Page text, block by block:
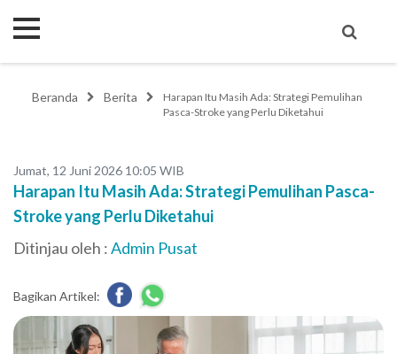
Beranda Berita
Harapan Itu Masih Ada: Strategi Pemulihan
Pasca-Stroke yang Perlu Diketahui
Jumat, 12 Juni 2026 10:05 WIB
Harapan Itu Masih Ada: Strategi Pemulihan Pasca-
Stroke yang Perlu Diketahui
Ditinjau oleh :Admin Pusat
Bagikan Artikel: